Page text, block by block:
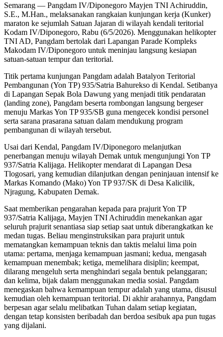
Semarang — Pangdam IV/Diponegoro Mayjen TNI Achiruddin,
S.E., M.Han., melaksanakan rangkaian kunjungan kerja (Kunker)
maraton ke sejumlah Satuan Jajaran di wilayah kendali teritorial
Kodam IV/Diponegoro, Rabu (6/5/2026). Menggunakan helikopter
TNI AD, Pangdam bertolak dari Lapangan Parade Kompleks
Makodam IV/Diponegoro untuk meninjau langsung kesiapan
satuan-satuan tempur dan teritorial.
Titik pertama kunjungan Pangdam adalah Batalyon Teritorial
Pembangunan (Yon TP) 935/Satria Bahurekso di Kendal. Setibanya
di Lapangan Sepak Bola Dawung yang menjadi titik pendaratan
(landing zone), Pangdam beserta rombongan langsung bergeser
menuju Markas Yon TP 935/SB guna mengecek kondisi personel
serta sarana prasarana satuan dalam mendukung program
pembangunan di wilayah tersebut.
Usai dari Kendal, Pangdam IV/Diponegoro melanjutkan
penerbangan menuju wilayah Demak untuk mengunjungi Yon TP
937/Satria Kalijaga. Helikopter mendarat di Lapangan Desa
Tlogosari, yang kemudian dilanjutkan dengan peninjauan intensif ke
Markas Komando (Mako) Yon TP 937/SK di Desa Kalicilik,
Njragung, Kabupaten Demak.
Saat memberikan pengarahan kepada para prajurit Yon TP
937/Satria Kalijaga, Mayjen TNI Achiruddin menekankan agar
seluruh prajurit senantiasa siap setiap saat untuk diberangkatkan ke
medan tugas. Beliau menginstruksikan para prajurit untuk
mematangkan kemampuan teknis dan taktis melalui lima poin
utama: pertama, menjaga kemampuan jasmani; kedua, mengasah
kemampuan menembak; ketiga, memelihara disiplin; keempat,
dilarang mengeluh serta menghindari segala bentuk pelanggaran;
dan kelima, bijak dalam menggunakan media sosial. Pangdam
menegaskan bahwa kemampuan tempur adalah yang utama, disusul
kemudian oleh kemampuan teritorial. Di akhir arahannya, Pangdam
berpesan agar selalu melibatkan Tuhan dalam setiap kegiatan,
dengan tetap konsisten beribadah dan berdoa sesibuk apa pun tugas
yang dijalani.